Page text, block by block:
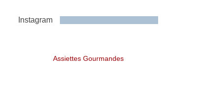
Instagram
Assiettes Gourmandes